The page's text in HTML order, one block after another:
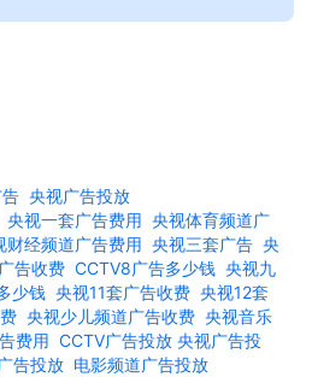
央视广告投放
央视一套广告费用 央视体育频道广
财经频道广告费用 央视三套广告 央
告收费 CCTV8广告多少钱 央视九
少钱 央视11套广告收费 央视12套
央视少儿频道广告收费 央视音乐
费用 CCTV广告投放 央视广告投
告投放 电影频道广告投放